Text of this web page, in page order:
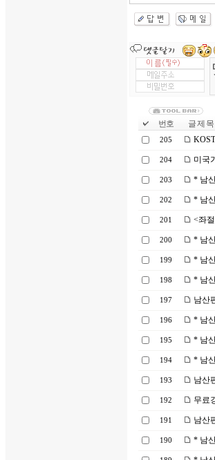
번호 글 제 목
205
204 미국
203 * 남
202 * 남
201 <좌
200 * 남
199 * 남
198 * 남
197 남산
196 * 남
195 * 남
194 * 남
193 남산
192 무료
191 남산
190 * 남